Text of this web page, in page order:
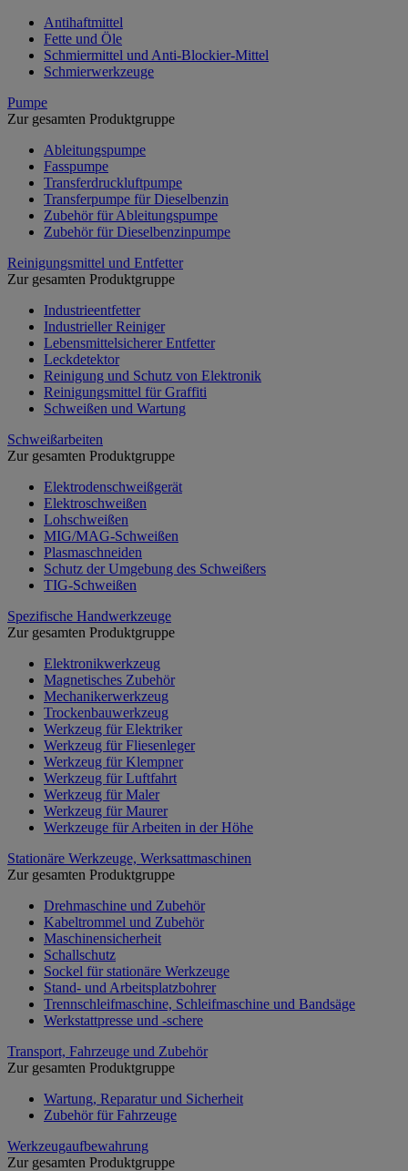
Antihaftmittel
Fette und Öle
Schmiermittel und Anti-Blockier-Mittel
Schmierwerkzeuge
Pumpe
Zur gesamten Produktgruppe
Ableitungspumpe
Fasspumpe
Transferdruckluftpumpe
Transferpumpe für Dieselbenzin
Zubehör für Ableitungspumpe
Zubehör für Dieselbenzinpumpe
Reinigungsmittel und Entfetter
Zur gesamten Produktgruppe
Industrieentfetter
Industrieller Reiniger
Lebensmittelsicherer Entfetter
Leckdetektor
Reinigung und Schutz von Elektronik
Reinigungsmittel für Graffiti
Schweißen und Wartung
Schweißarbeiten
Zur gesamten Produktgruppe
Elektrodenschweißgerät
Elektroschweißen
Lohschweißen
MIG/MAG-Schweißen
Plasmaschneiden
Schutz der Umgebung des Schweißers
TIG-Schweißen
Spezifische Handwerkzeuge
Zur gesamten Produktgruppe
Elektronikwerkzeug
Magnetisches Zubehör
Mechanikerwerkzeug
Trockenbauwerkzeug
Werkzeug für Elektriker
Werkzeug für Fliesenleger
Werkzeug für Klempner
Werkzeug für Luftfahrt
Werkzeug für Maler
Werkzeug für Maurer
Werkzeuge für Arbeiten in der Höhe
Stationäre Werkzeuge, Werksattmaschinen
Zur gesamten Produktgruppe
Drehmaschine und Zubehör
Kabeltrommel und Zubehör
Maschinensicherheit
Schallschutz
Sockel für stationäre Werkzeuge
Stand- und Arbeitsplatzbohrer
Trennschleifmaschine, Schleifmaschine und Bandsäge
Werkstattpresse und -schere
Transport, Fahrzeuge und Zubehör
Zur gesamten Produktgruppe
Wartung, Reparatur und Sicherheit
Zubehör für Fahrzeuge
Werkzeugaufbewahrung
Zur gesamten Produktgruppe